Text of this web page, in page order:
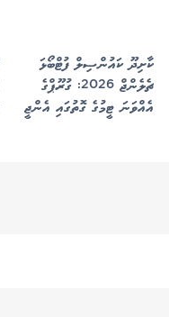
ކާށިދޫ ކައުންސިލް ފުޓްބޯޅަ
ޗެލެންޖް 2026: ގުރޫޕްގެ
އެއްވަނަ ޓީމުގެ ގޮތުގައި އެންޖީ